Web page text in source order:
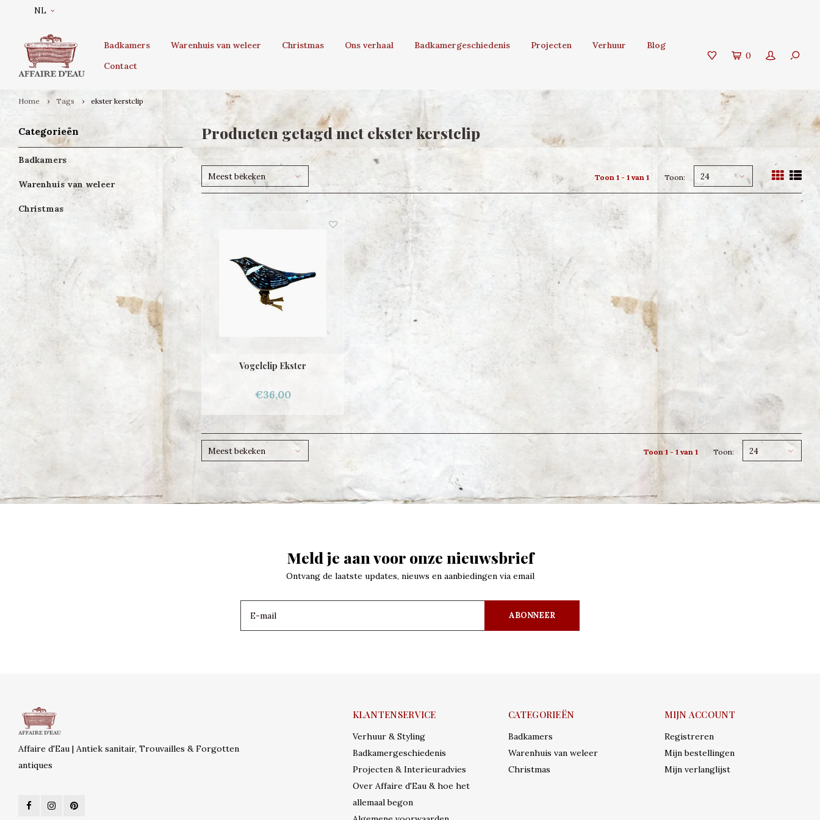
NL
Badkamers Warenhuis van weleer Christmas Ons verhaal Badkamergeschiedenis Projecten Verhuur
Blog
Contact
0
Home Tags ekster kerstclip
Categorieën
Badkamers
Warenhuis van weleer
Christmas
Producten getagd met ekster kerstclip
Meest bekeken Toon 1 - 1 van 1 Toon: 24
Vogelclip Ekster
€36,00
Meest bekeken Toon 1 - 1 van 1 Toon: 24
Meld je aan voor onze nieuwsbrief
Ontvang de laatste updates, nieuws en aanbiedingen via email
ABONNEER
Affaire d'Eau | Antiek sanitair, Trouvailles & Forgotten
antiques
KLANTENSERVICE
Verhuur & Styling
Badkamergeschiedenis
Projecten & Interieuradvies
Over Affaire d'Eau & hoe het
allemaal begon
CATEGORIEËN
Badkamers
Warenhuis van weleer
Christmas
MIJN ACCOUNT
Registreren
Mijn bestellingen
Mijn verlanglijst